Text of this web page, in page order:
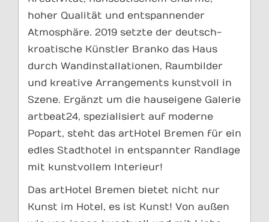
hoher Qualität und entspannender
Atmosphäre. 2019 setzte der deutsch-
kroatische Künstler Branko das Haus
durch Wandinstallationen, Raumbilder
und kreative Arrangements kunstvoll in
Szene. Ergänzt um die hauseigene Galerie
artbeat24, spezialisiert auf moderne
Popart, steht das artHotel Bremen für ein
edles Stadthotel in entspannter Randlage
mit kunstvollem Interieur!
Das artHotel Bremen bietet nicht nur
Kunst im Hotel, es ist Kunst! Von außen